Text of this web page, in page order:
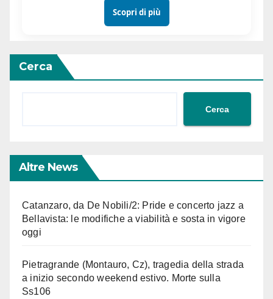
Cerca
Cerca
Altre News
Catanzaro, da De Nobili/2: Pride e concerto jazz a
Bellavista: le modifiche a viabilità e sosta in vigore
oggi
Pietragrande (Montauro, Cz), tragedia della strada
a inizio secondo weekend estivo. Morte sulla
Ss106
Scopri di più